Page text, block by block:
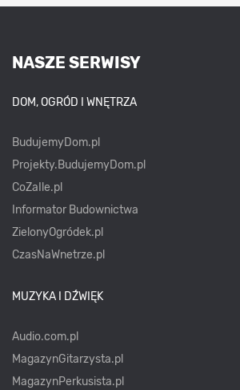
NASZE SERWISY
DOM, OGRÓD I WNĘTRZA
BudujemyDom.pl
Projekty.BudujemyDom.pl
CoZaIle.pl
Informator Budownictwa
ZielonyOgródek.pl
CzasNaWnetrze.pl
MUZYKA I DŹWIĘK
Audio.com.pl
MagazynGitarzysta.pl
MagazynPerkusista.pl